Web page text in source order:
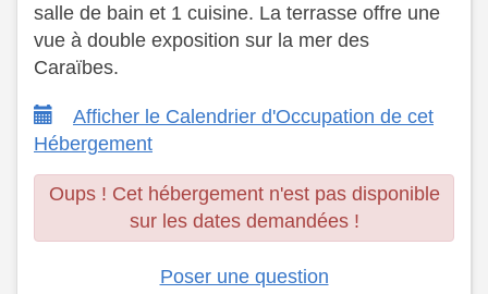
salle de bain et 1 cuisine. La terrasse offre une
vue à double exposition sur la mer des
Caraïbes.
Afficher le Calendrier d'Occupation de cet
Hébergement
Oups ! Cet hébergement n'est pas disponible
sur les dates demandées !
Poser une question